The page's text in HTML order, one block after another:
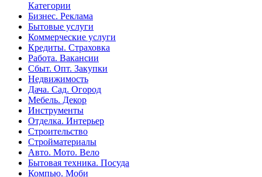
Категории
Бизнес. Реклама
Бытовые услуги
Коммерческие услуги
Кредиты. Страховка
Работа. Вакансии
Сбыт. Опт. Закупки
Недвижимость
Дача. Сад. Огород
Мебель. Декор
Инструменты
Отделка. Интерьер
Строительство
Стройматериалы
Авто. Мото. Вело
Бытовая техника. Посуда
Компью. Моби